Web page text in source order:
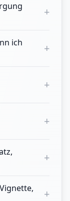
+
ich
+
+
+
+
+